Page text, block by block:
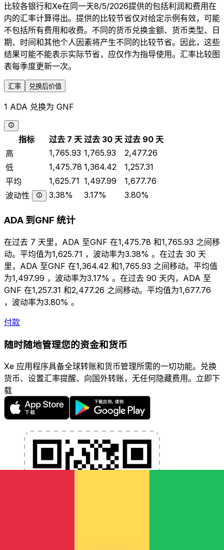
比较各银行和Xe在同一天8/5/2026提供的包括利润和费用在
内的汇率计算得出。提供的比较节省仅对给定示例有效，可能
不包括所有费用和收费。不同的货币兑换金额、货币类型、日
期、时间和其他个人因素将产生不同的比较节省。因此，这些
结果可能不能表示实际节省，应仅作为指导使用。汇率比较图
表每季度更新一次。
汇率 兑换后价值
1 ADA 兑换为 GNF
指标 过去 7 天 过去 30 天 过去 90 天
高
1,765.93 1,765.93
2,477.26
低
1,475.78 1,364.42
1,257.31
平均
1,625.71 1,497.99
1,677.76
波动性
3.38% 3.17% 3.80%
ADA 到GNF 统计
在过去 7 天里，ADA 至GNF 在1,475.78 和1,765.93 之间移
动。平均值为1,625.71 ，波动率为3.38% 。在过去 30 天
里，ADA 至GNF 在1,364.42 和1,765.93 之间移动。平均值
为1,497.99 ，波动率为3.17% 。在过去 90 天内，ADA 至
GNF 在1,257.31 和2,477.26 之间移动。平均值为1,677.76
，波动率为3.80% 。
付款
随时随地管理您的资金和货币
Xe 应用程序具备全球转账和货币管理所需的一切功能。兑换
货币、设置汇率提醒、向国外转账，无任何隐藏费用。立即下
载